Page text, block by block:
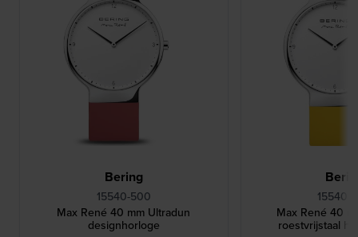
Bering
15540-500
Max René 40 mm Ultradun
designhorloge
15540-
Max René 40
roestvrijstaal